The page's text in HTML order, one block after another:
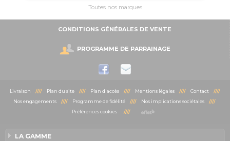
Toutes nos marques
CONDITIONS GÉNÉRALES DE VENTE
PROGRAMME DE PARRAINAGE
Livraison //// Plan du site //// Plan d'accès //// Mentions légales //// Contact ////
Nos engagements//// Programme de fidélité//// Nos implications sociétales////
Préférences cookies
////
LA GAMME